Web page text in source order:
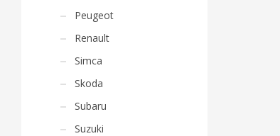
Peugeot
Renault
Simca
Skoda
Subaru
Suzuki